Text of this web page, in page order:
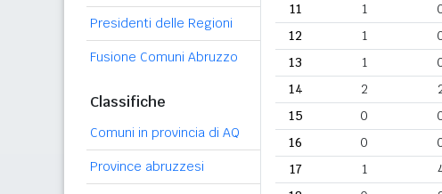
Presidenti delle Regioni
Fusione Comuni Abruzzo
Classifiche
Comuni in provincia di AQ
Province abruzzesi
11
1
12
1
13
1
14
2
15
0
16
0
17
1